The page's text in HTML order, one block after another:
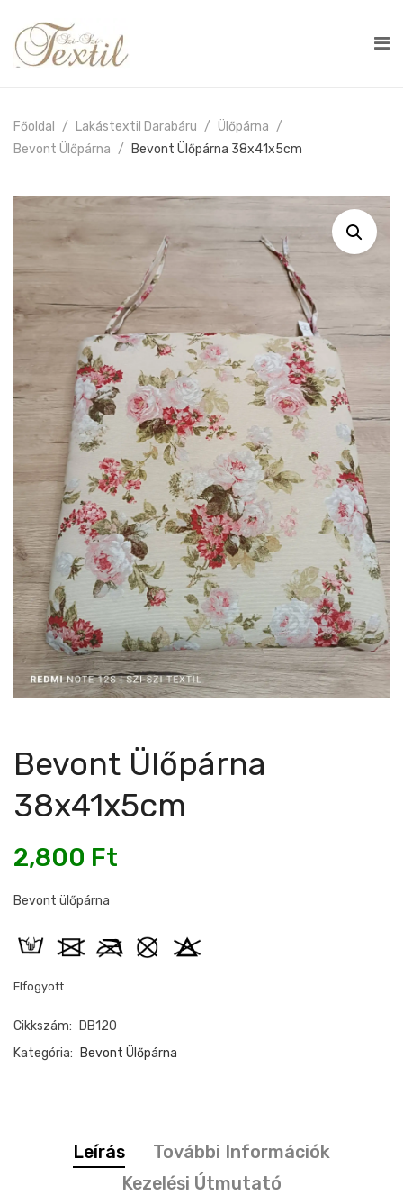
Főoldal Lakástextil Darabáru
Ülőpárna
Bevont Ülőpárna
Bevont Ülőpárna 38x41x5cm
Bevont Ülőpárna
38x41x5cm
2,800 Ft
Bevont ülőpárna
Elfogyott
Cikkszám:
DB120
Kategória:
Bevont Ülőpárna
Leírás
További Információk
Kezelési Útmutató